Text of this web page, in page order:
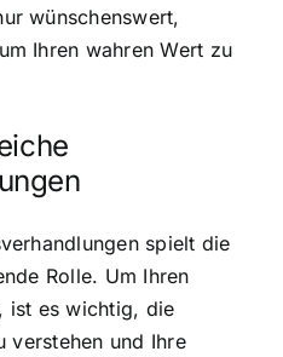
wünschenswert,
Ihren wahren Wert zu
spielt die
Rolle. Um Ihren
ist es wichtig, die
verstehen und Ihre